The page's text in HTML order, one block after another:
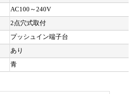
AC100～240V
2点穴式取付
プッシュイン端子台
あり
青